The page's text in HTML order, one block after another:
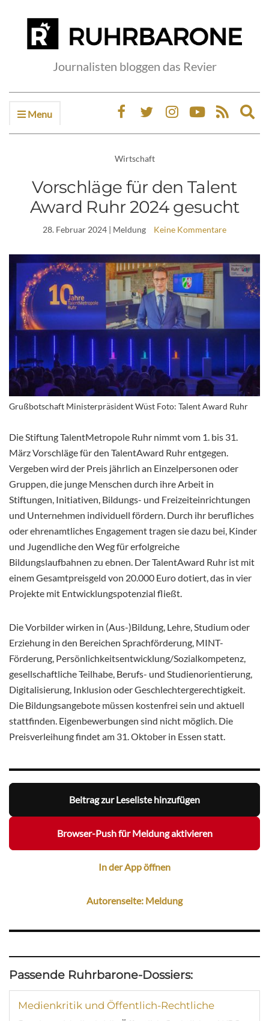
Journalisten bloggen das Revier
Menu
Wirtschaft
Vorschläge für den Talent
Award Ruhr 2024 gesucht
28. Februar 2024 | Meldung Keine Kommentare
Grußbotschaft Ministerpräsident Wüst Foto: Talent Award Ruhr
Die Stiftung TalentMetropole Ruhr nimmt vom 1. bis 31.
März Vorschläge für den TalentAward Ruhr entgegen.
Vergeben wird der Preis jährlich an Einzelpersonen oder
Gruppen, die junge Menschen durch ihre Arbeit in
Stiftungen, Initiativen, Bildungs- und Freizeiteinrichtungen
und Unternehmen individuell fördern. Durch ihr berufliches
oder ehrenamtliches Engagement tragen sie dazu bei, Kinder
und Jugendliche den Weg für erfolgreiche
Bildungslaufbahnen zu ebnen. Der TalentAward Ruhr ist mit
einem Gesamtpreisgeld von 20.000 Euro dotiert, das in vier
Projekte mit Entwicklungspotenzial fließt.
Die Vorbilder wirken in (Aus-)Bildung, Lehre, Studium oder
Erziehung in den Bereichen Sprachförderung, MINT-
Förderung, Persönlichkeitsentwicklung/Sozialkompetenz,
gesellschaftliche Teilhabe, Berufs- und Studienorientierung,
Digitalisierung, Inklusion oder Geschlechtergerechtigkeit.
Die Bildungsangebote müssen kostenfrei sein und aktuell
stattfinden. Eigenbewerbungen sind nicht möglich. Die
Preisverleihung findet am 31. Oktober in Essen statt.
Beitrag zur Leseliste hinzufügen
Browser-Push für Meldung aktivieren
In der App öffnen
Autorenseite: Meldung
Passende Ruhrbarone-Dossiers:
Medienkritik und Öffentlich-Rechtliche